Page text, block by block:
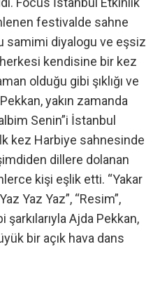
festivalde sahne
samimi diyalogu ve eşsiz
kendisine bir kez
olduğu gibi şıklığı ve
yakın zamanda
Senin”i İstanbul
kez Harbiye sahnesinde
dillere dolanan
kişi eşlik etti. “Yakar
Yaz Yaz”, “Resim”,
şarkılarıyla Ajda Pekkan,
bir açık hava dans